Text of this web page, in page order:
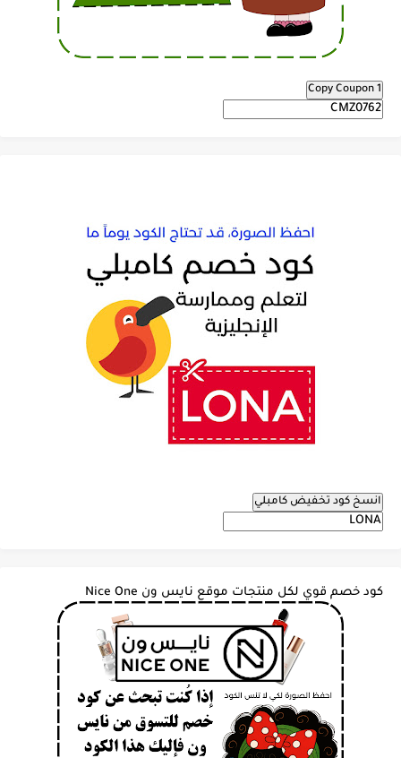
Copy Coupon 1
انسخ كود تخفيض كامبلي
كود خصم قوي لكل منتجات موقع نايس ون Nice One